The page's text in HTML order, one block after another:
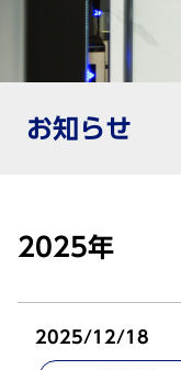
お知らせ
2025年
2025/12/18